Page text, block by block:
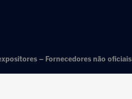
– Fornecedores não oficiais